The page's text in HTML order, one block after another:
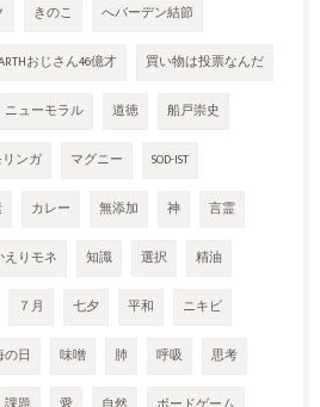
きのこ へバーデン結節
おじさん46億才 買い物は投票なんだ
ニューモラル 道徳 船戸崇史
ンガ マグニー SOD-IST
カレー 無添加 神 言霊
えりモネ 知識 選択 精油
７月 七夕 平和 ニキビ
の日 味噌 肺 呼吸 思考